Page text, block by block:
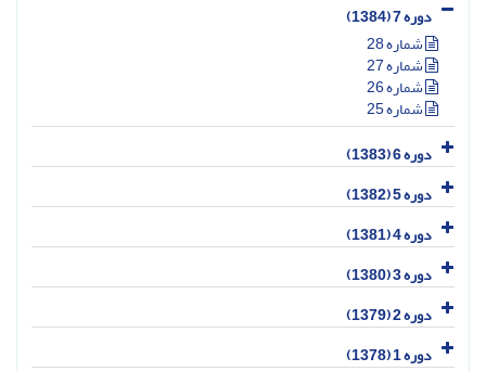
دوره 7 (1384)
شماره 28
شماره 27
شماره 26
شماره 25
دوره 6 (1383)
دوره 5 (1382)
دوره 4 (1381)
دوره 3 (1380)
دوره 2 (1379)
دوره 1 (1378)